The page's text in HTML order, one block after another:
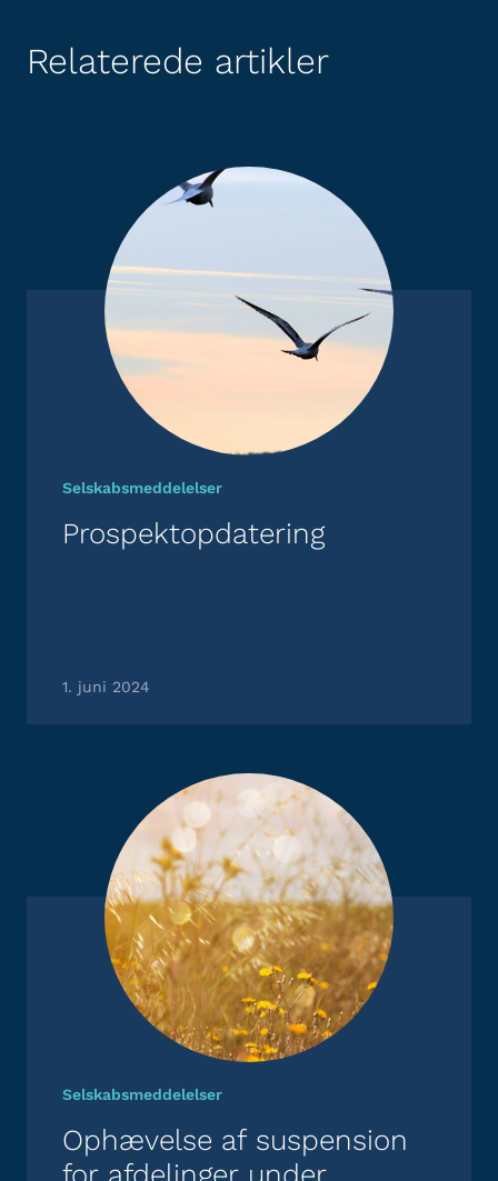
Relaterede artikler
Selskabsmeddelelser
Prospektopdatering
1. juni 2024
Selskabsmeddelelser
Ophævelse af suspension
for afdelinger under